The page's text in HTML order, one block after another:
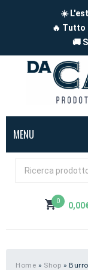
☀️
🔥 Tutto
🚚
MENU
BOX
FORMAGGI
Pecora
A pezzi
Carne di maiale
BBQ
0 0,00
Subtotale:
Home » Shop »